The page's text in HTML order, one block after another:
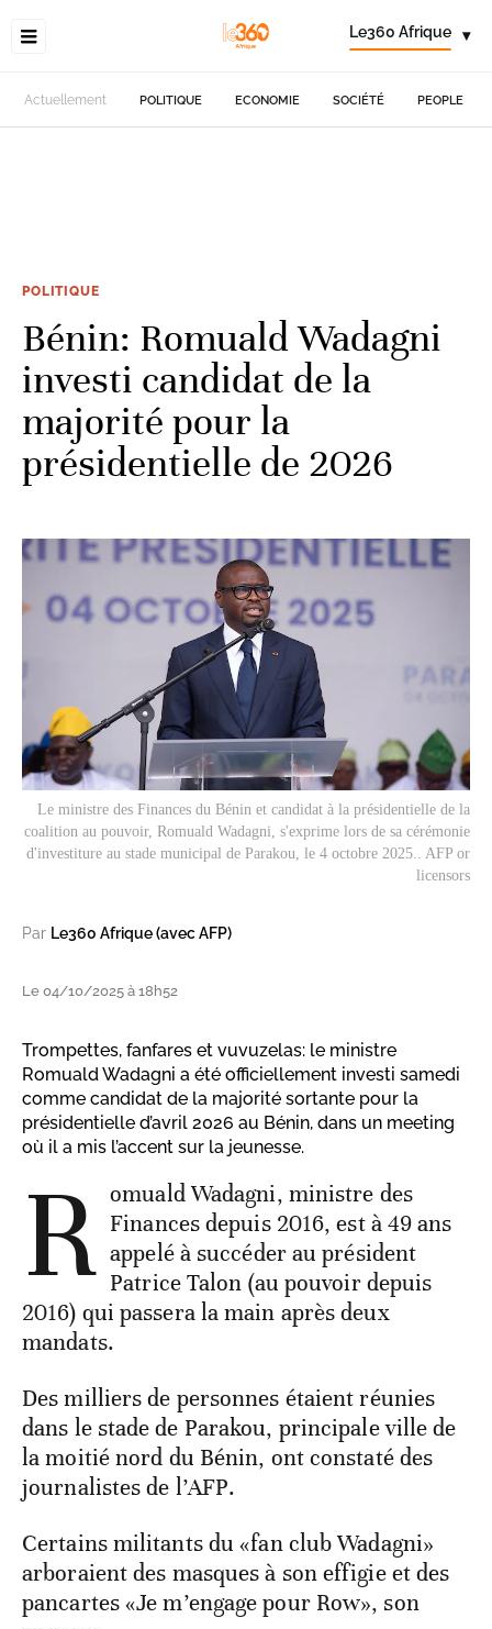
Le360 Afrique ▾
Actuellement POLITIQUE ECONOMIE SOCIÉTÉ PEOPLE
POLITIQUE
Bénin: Romuald Wadagni
investi candidat de la
majorité pour la
présidentielle de 2026
Le ministre des Finances du Bénin et candidat à la présidentielle de la
coalition au pouvoir, Romuald Wadagni, s'exprime lors de sa cérémonie
d'investiture au stade municipal de Parakou, le 4 octobre 2025.. AFP or
licensors
Par Le360 Afrique (avec AFP)
Le 04/10/2025 à 18h52
Trompettes, fanfares et vuvuzelas: le ministre
Romuald Wadagni a été officiellement investi samedi
comme candidat de la majorité sortante pour la
présidentielle d’avril 2026 au Bénin, dans un meeting
où il a mis l’accent sur la jeunesse.
R omuald Wadagni, ministre des
Finances depuis 2016, est à 49 ans
appelé à succéder au président
Patrice Talon (au pouvoir depuis
2016) qui passera la main après deux
mandats.
Des milliers de personnes étaient réunies
dans le stade de Parakou, principale ville de
la moitié nord du Bénin, ont constaté des
journalistes de l’AFP.
Certains militants du «fan club Wadagni»
arboraient des masques à son effigie et des
pancartes «Je m’engage pour Row», son